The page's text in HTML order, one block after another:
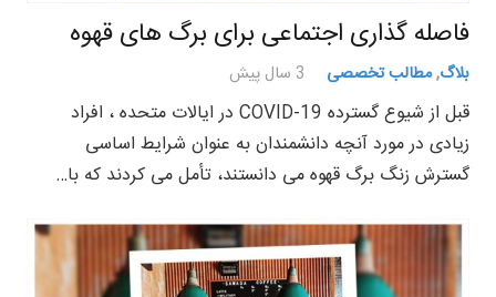
فاصله گذاری اجتماعی برای برگ های قهوه
بلاگ,مطالب تخصصی 3 سال پیش
قبل از شیوع گسترده COVID-19 در ایالات متحده ، افراد
زیادی در مورد آنچه دانشمندان به عنوان شرایط اساسی
گسترش زنگ برگ قهوه می دانستند، تأمل می کردند که با…